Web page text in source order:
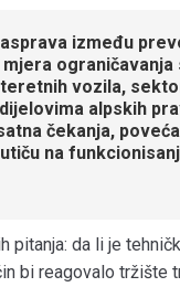
između
ograničavanja
vozila,
alpskih
čekanja,
na
pitanja: da li je
bi reagovalo tržište